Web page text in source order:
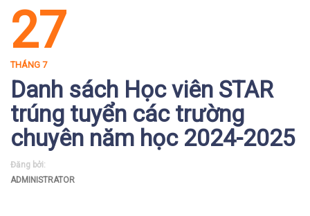
27
THÁNG 7
Danh sách Học viên STAR
trúng tuyển các trường
chuyên năm học 2024-2025
Đăng bởi:
ADMINISTRATOR